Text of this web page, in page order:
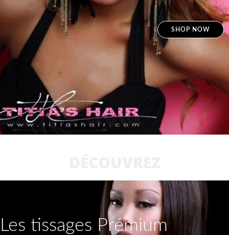
SHOP NOW
Les tissages Premium